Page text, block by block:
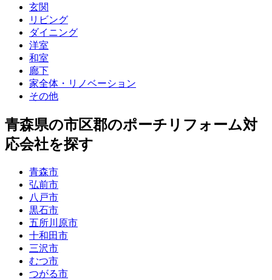
玄関
リビング
ダイニング
洋室
和室
廊下
家全体・リノベーション
その他
青森県の市区郡のポーチリフォーム対
応会社を探す
青森市
弘前市
八戸市
黒石市
五所川原市
十和田市
三沢市
むつ市
つがる市